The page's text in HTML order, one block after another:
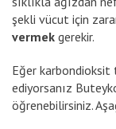
şekli vücut için
vermek gerekir.
Eğer karbondioksit
ediyorsanız
öğrenebilirsiniz.